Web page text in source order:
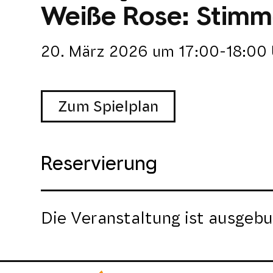
Weiße Rose:
20. März 2026 um 17:00-18:00
Zum Spielplan
Reservierung
Die Veranstaltung ist